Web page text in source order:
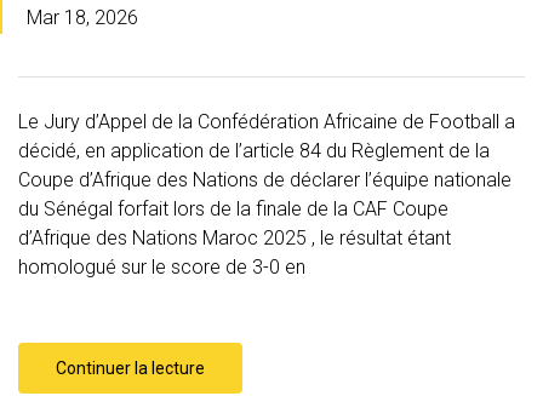
Mar 18, 2026
Le Jury d’Appel de la Confédération Africaine de Football a
décidé, en application de l’article 84 du Règlement de la
Coupe d’Afrique des Nations de déclarer l’équipe nationale
du Sénégal forfait lors de la finale de la CAF Coupe
d’Afrique des Nations Maroc 2025 , le résultat étant
homologué sur le score de 3-0 en
Continuer la lecture